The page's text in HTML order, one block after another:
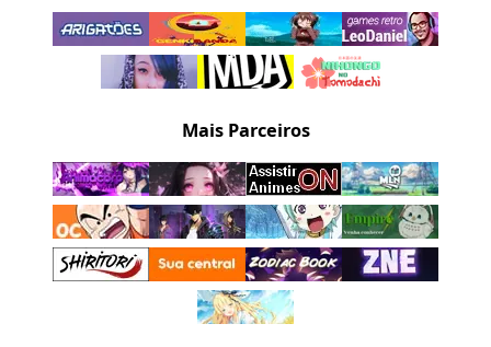
Mais Parceiros